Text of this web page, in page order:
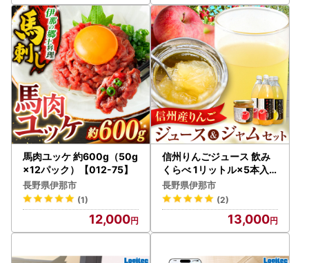
馬肉ユッケ 約600g（50g
×12パック）【012-75】
長野県伊那市
(1)
12,000
信州りんごジュース 飲み
くらべ 1リットル×5本入
＋りんごジャム3個セット
【013-14】
長野県伊那市
(2)
13,000